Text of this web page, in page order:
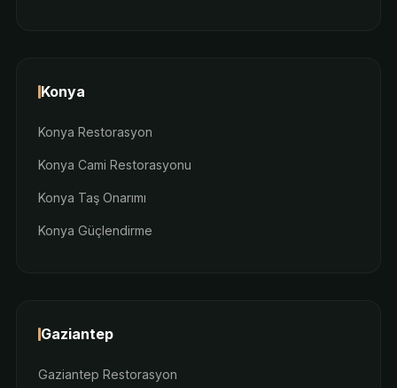
Konya
Konya Restorasyon
Konya Cami Restorasyonu
Konya Taş Onarımı
Konya Güçlendirme
Gaziantep
Gaziantep Restorasyon